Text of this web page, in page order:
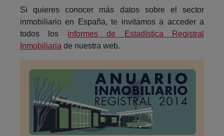
Si quieres conocer más datos sobre el sector
inmobiliario en España, te invitamos a acceder a
todos los informes de Estadística Registral
Inmobiliaria de nuestra web.